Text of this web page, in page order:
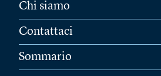
Chi siamo
Contattaci
Sommario